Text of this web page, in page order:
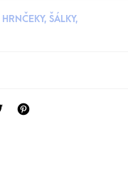
HRNČEKY, ŠÁLKY,